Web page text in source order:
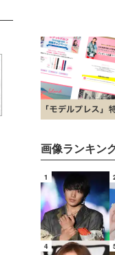
画像ランキン
1
4